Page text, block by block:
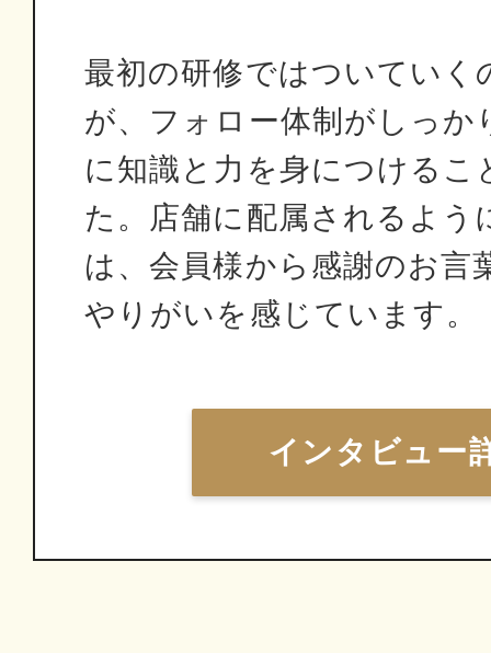
最初の研修ではついていく
が、フォロー体制がしっか
に知識と力を身につけるこ
た。店舗に配属されるよう
は、会員様から感謝のお言
やりがいを感じています。
インタビュー